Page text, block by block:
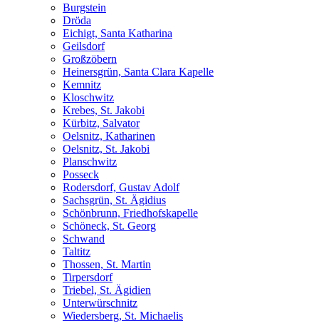
Burgstein
Dröda
Eichigt, Santa Katharina
Geilsdorf
Großzöbern
Heinersgrün, Santa Clara Kapelle
Kemnitz
Kloschwitz
Krebes, St. Jakobi
Kürbitz, Salvator
Oelsnitz, Katharinen
Oelsnitz, St. Jakobi
Planschwitz
Posseck
Rodersdorf, Gustav Adolf
Sachsgrün, St. Ägidius
Schönbrunn, Friedhofskapelle
Schöneck, St. Georg
Schwand
Taltitz
Thossen, St. Martin
Tirpersdorf
Triebel, St. Ägidien
Unterwürschnitz
Wiedersberg, St. Michaelis